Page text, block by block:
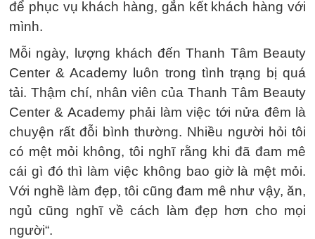
để phục vụ khách hàng, gắn kết khách hàng với
mình.
Mỗi ngày, lượng khách đến Thanh Tâm Beauty
Center & Academy luôn trong tình trạng bị quá
tải. Thậm chí, nhân viên của Thanh Tâm Beauty
Center & Academy phải làm việc tới nửa đêm là
chuyện rất đỗi bình thường. Nhiều người hỏi tôi
có mệt mỏi không, tôi nghĩ rằng khi đã đam mê
cái gì đó thì làm việc không bao giờ là mệt mỏi.
Với nghề làm đẹp, tôi cũng đam mê như vậy, ăn,
ngủ cũng nghĩ về cách làm đẹp hơn cho mọi
người“.